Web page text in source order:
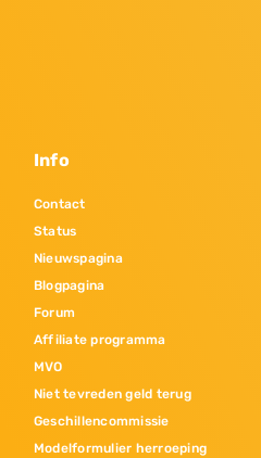
Info
Contact
Status
Nieuwspagina
Blogpagina
Forum
Affiliate programma
MVO
Niet tevreden geld terug
Geschillencommissie
Modelformulier herroeping